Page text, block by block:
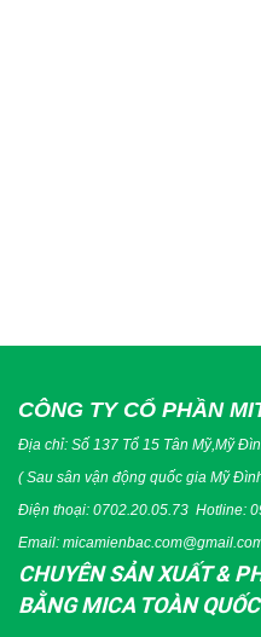
CÔNG TY CỔ PHẦN
Địa chỉ: Số 137 Tổ 15 Tân Mỹ,Mỹ
( Sau sân vận động quốc gia Mỹ
Điện thoại: 0702.20.05.73 Hotline:
Email:
CHUYÊN SẢN XUẤT &
BẰNG MICA TOÀN QUỐC